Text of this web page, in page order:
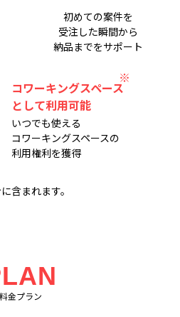
初めての案件を
受注した瞬間から
納品までをサポート
コワーキングスペース
として利用可能
いつでも使える
コワーキングスペースの
利用権利を獲得
含まれます。
料金プラン